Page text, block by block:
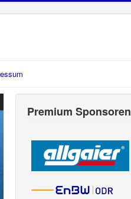
Premium Sponsoren